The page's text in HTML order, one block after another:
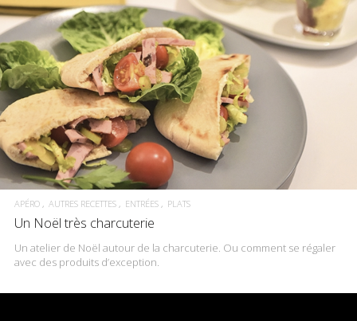
APÉRO AUTRES RECETTES ENTRÉES PLATS
Un Noël très charcuterie
Un atelier de Noël autour de la charcuterie. Ou comment se régaler
avec des produits d’exception.